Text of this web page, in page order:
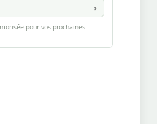
pour vos prochaines